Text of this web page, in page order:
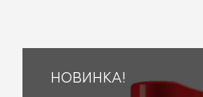
НОВИНКА!